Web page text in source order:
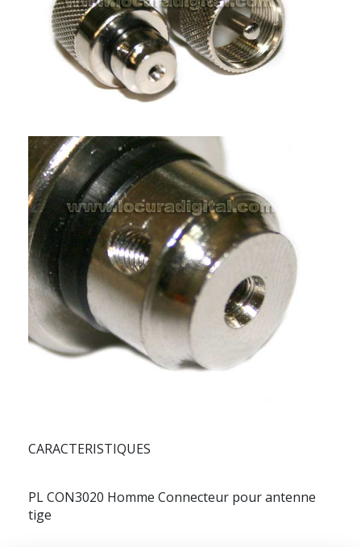
CARACTERISTIQUES
PL CON3020 Homme Connecteur pour antenne
tige